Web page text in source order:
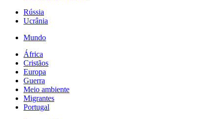
Rússia
Ucrânia
Mundo
África
Cristãos
Europa
Guerra
Meio ambiente
Migrantes
Portugal